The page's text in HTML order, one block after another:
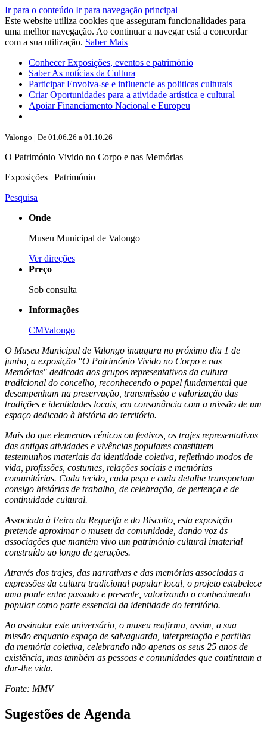
Ir para o conteúdo Ir para navegação principal
Este website utiliza cookies que asseguram funcionalidades para
uma melhor navegação. Ao continuar a navegar está a concordar
com a sua utilização. Saber Mais
ConhecerExposições, eventos e património
SaberAs notícias da Cultura
ParticiparEnvolva-se e influencie as politicas culturais
CriarOportunidades para a atividade artística e cultural
ApoiarFinanciamento Nacional e Europeu
Valongo | De 01.06.26 a 01.10.26
O Património Vivido no Corpo e nas Memórias
Exposições | Património
Pesquisa
Onde
Museu Municipal de Valongo
Ver direções
Preço
Sob consulta
Informações
CMValongo
O Museu Municipal de Valongo inaugura no próximo dia 1 de
junho, a exposição "O Património Vivido no Corpo e nas
Memórias" dedicada aos grupos representativos da cultura
tradicional do concelho, reconhecendo o papel fundamental que
desempenham na preservação, transmissão e valorização das
tradições e identidades locais, em consonância com a missão de um
espaço dedicado à história do território.
Mais do que elementos cénicos ou festivos, os trajes representativos
das antigas atividades e vivências populares constituem
testemunhos materiais da identidade coletiva, refletindo modos de
vida, profissões, costumes, relações sociais e memórias
comunitárias. Cada tecido, cada peça e cada detalhe transportam
consigo histórias de trabalho, de celebração, de pertença e de
continuidade cultural.
Associada à Feira da Regueifa e do Biscoito, esta exposição
pretende aproximar o museu da comunidade, dando voz às
associações que mantêm vivo um património cultural imaterial
construído ao longo de gerações.
Através dos trajes, das narrativas e das memórias associadas a
expressões da cultura tradicional popular local, o projeto estabelece
uma ponte entre passado e presente, valorizando o conhecimento
popular como parte essencial da identidade do território.
Ao assinalar este aniversário, o museu reafirma, assim, a sua
missão enquanto espaço de salvaguarda, interpretação e partilha
da memória coletiva, celebrando não apenas os seus 25 anos de
existência, mas também as pessoas e comunidades que continuam a
dar-lhe vida.
Fonte: MMV
Sugestões de Agenda